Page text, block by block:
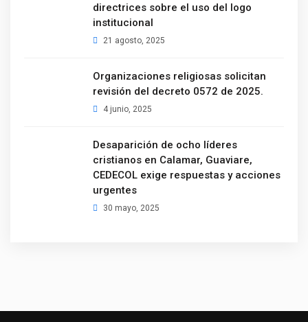
directrices sobre el uso del logo
institucional
21 agosto, 2025
Organizaciones religiosas solicitan
revisión del decreto 0572 de 2025.
4 junio, 2025
Desaparición de ocho líderes
cristianos en Calamar, Guaviare,
CEDECOL exige respuestas y acciones
urgentes
30 mayo, 2025